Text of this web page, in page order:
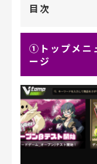
目次
①トップメニ
ージ